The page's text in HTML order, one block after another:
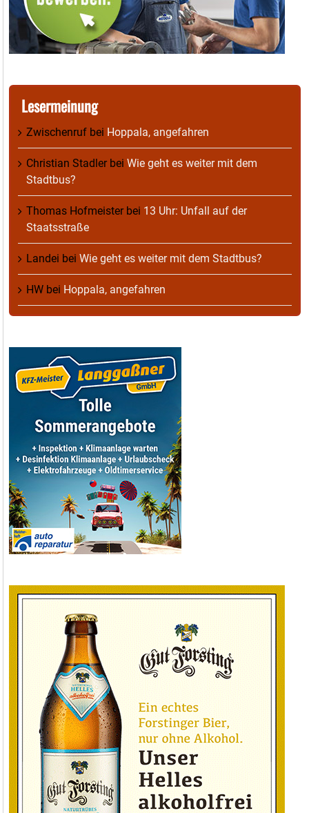
Lesermeinung
Zwischenruf bei Hoppala, angefahren
Christian Stadlerbei Wie geht es weiter mit dem
Stadtbus?
Thomas Hofmeisterbei 13 Uhr: Unfall auf der
Staatsstraße
Landei bei Wie geht es weiter mit dem Stadtbus?
HW bei Hoppala, angefahren